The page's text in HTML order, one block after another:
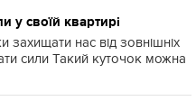
у своїй квартирі
захищати нас від зовнішніх
сили Такий куточок можна